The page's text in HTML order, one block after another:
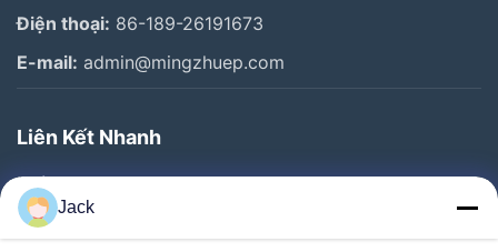
Điện thoại: 86-189-26191673
E-mail: admin@mingzhuep.com
Liên Kết Nhanh
Nhà
Sản Phẩm
Jack